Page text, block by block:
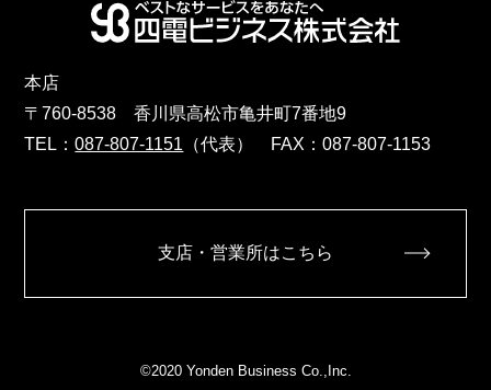
本店
〒760-8538 香川県高松市亀井町7番地9
TEL：087-807-1151 （代表） FAX：087-807-1153
支店・営業所はこちら
©2020 Yonden Business Co.,Inc.